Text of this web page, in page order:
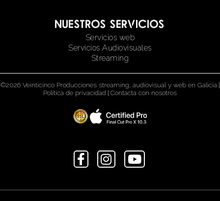
Nuestros servicios
Servicios web
Servicios Audiovisuales
Streaming
©2026 Veinticinco Producciones streaming, audiovisual y web en Galicia |
Política de privacidad | Contacta con nosotros